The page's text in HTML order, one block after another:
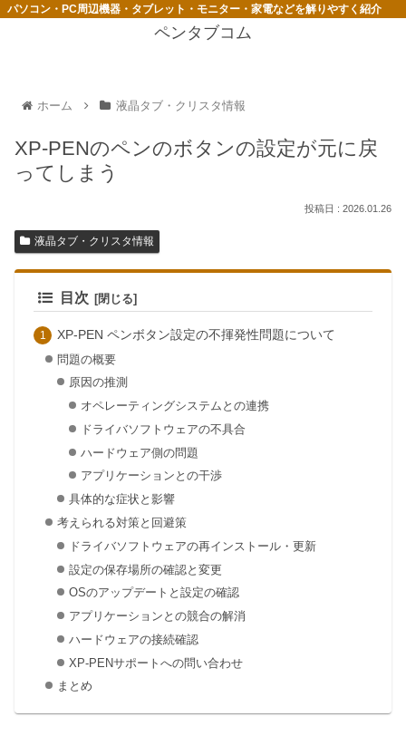
パソコン・PC周辺機器・タブレット・モニター・家電などを解りやすく紹介
ペンタブコム
ホーム 液晶タブ・クリスタ情報
XP-PENのペンのボタンの設定が元に戻
ってしまう
2026.01.26
液晶タブ・クリスタ情報
目次
XP-PEN ペンボタン設定の不揮発性問題について
問題の概要
原因の推測
オペレーティングシステムとの連携
ドライバソフトウェアの不具合
ハードウェア側の問題
アプリケーションとの干渉
具体的な症状と影響
考えられる対策と回避策
ドライバソフトウェアの再インストール・更新
設定の保存場所の確認と変更
OSのアップデートと設定の確認
アプリケーションとの競合の解消
ハードウェアの接続確認
XP-PENサポートへの問い合わせ
まとめ